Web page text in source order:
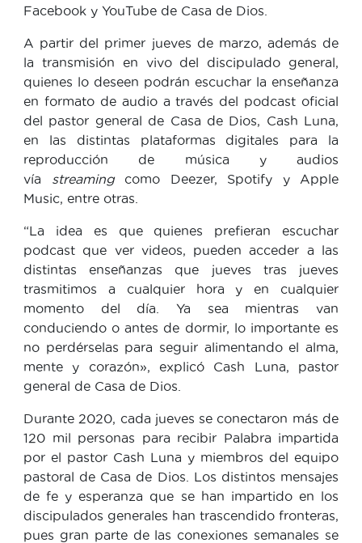
Facebook y YouTube de Casa de Dios.
A partir del primer jueves de marzo, además de
la transmisión en vivo del discipulado general,
quienes lo deseen podrán escuchar la enseñanza
en formato de audio a través del podcast oficial
del pastor general de Casa de Dios, Cash Luna,
en las distintas plataformas digitales para la
reproducción de música y audios
vía streamingcomo Deezer, Spotify y Apple
Music, entre otras.
“La idea es que quienes prefieran escuchar
podcast que ver videos, pueden acceder a las
distintas enseñanzas que jueves tras jueves
trasmitimos a cualquier hora y en cualquier
momento del día. Ya sea mientras van
conduciendo o antes de dormir, lo importante es
no perdérselas para seguir alimentando el alma,
mente y corazón», explicó Cash Luna, pastor
general de Casa de Dios.
Durante 2020, cada jueves se conectaron más de
120 mil personas para recibir Palabra impartida
por el pastor Cash Luna y miembros del equipo
pastoral de Casa de Dios. Los distintos mensajes
de fe y esperanza que se han impartido en los
discipulados generales han trascendido fronteras,
pues gran parte de las conexiones semanales se